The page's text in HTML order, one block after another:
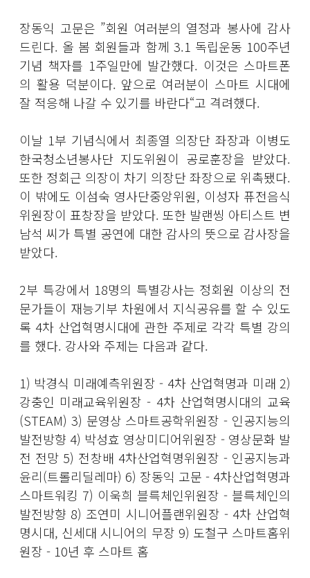
장동익 고문은 ”회원 여러분의 열정과 봉사에 감사
드린다. 올 봄 회원들과 함께 3.1 독립운동 100주년
기념 책자를 1주일만에 발간했다. 이것은 스마트폰
의 활용 덕분이다. 앞으로 여러분이 스마트 시대에
잘 적응해 나갈 수 있기를 바란다“고 격려했다.
이날 1부 기념식에서 최종열 의장단 좌장과 이병도
한국청소년봉사단 지도위원이 공로훈장을 받았다.
또한 정회근 의장이 차기 의장단 좌장으로 위촉됐다.
이 밖에도 이섬숙 영사단중앙위원, 이성자 퓨전음식
위원장이 표창장을 받았다. 또한 발랜씽 아티스트 변
남석 씨가 특별 공연에 대한 감사의 뜻으로 감사장을
받았다.
2부 특강에서 18명의 특별강사는 정회원 이상의 전
문가들이 재능기부 차원에서 지식공유를 할 수 있도
록 4차 산업혁명시대에 관한 주제로 각각 특별 강의
를 했다. 강사와 주제는 다음과 같다.
1) 박경식 미래예측위원장 - 4차 산업혁명과 미래 2)
강충인 미래교육위원장 - 4차 산업혁명시대의 교육
(STEAM) 3) 문영상 스마트공학위원장 - 인공지능의
발전방향 4) 박성효 영상미디어위원장 - 영상문화 발
전 전망 5) 전창배 4차산업혁명위원장 - 인공지능과
윤리(트롤리딜레마) 6) 장동익 고문 - 4차산업혁명과
스마트워킹 7) 이욱희 블륵체인위원장 - 블륵체인의
발전방향 8) 조연미 시니어플랜위원장 - 4차 산업혁
명시대, 신세대 시니어의 무장 9) 도철구 스마트홈위
원장 - 10년 후 스마트 홈